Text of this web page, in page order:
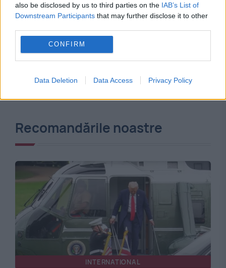
also be disclosed by us to third parties on the IAB’s List of
Downstream Participants that may further disclose it to other
CONFIRM
Data Deletion Data Access Privacy Policy
Recomandările noastre
INTERNATIONAL